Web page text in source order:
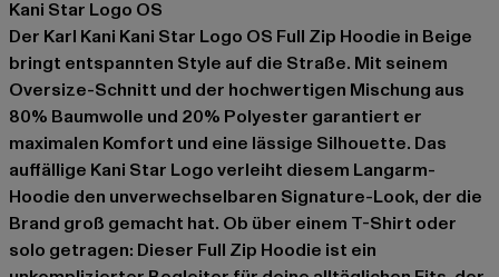
Kani Star Logo OS
Der Karl Kani Kani Star Logo OS Full Zip Hoodie in Beige
bringt entspannten Style auf die Straße. Mit seinem
Oversize-Schnitt und der hochwertigen Mischung aus
80% Baumwolle und 20% Polyester garantiert er
maximalen Komfort und eine lässige Silhouette. Das
auffällige Kani Star Logo verleiht diesem Langarm-
Hoodie den unverwechselbaren Signature-Look, der die
Brand groß gemacht hat. Ob über einem T-Shirt oder
solo getragen: Dieser Full Zip Hoodie ist ein